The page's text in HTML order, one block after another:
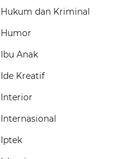
Hukum dan Kriminal
Humor
Ibu Anak
Ide Kreatif
Interior
Internasional
Iptek